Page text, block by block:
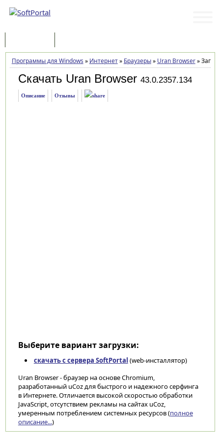
Программы для Windows » Интернет» Браузеры» Uran Browser»
Скачать Uran Browser 43.0.2357.134
Описание Отзывы
Выберите вариант загрузки:
скачать с сервера SoftPortal (web-инсталлятор)
Uran Browser - браузер на основе Chromium,
разработанный uCoz для быстрого и надежного серфинга
в Интернете. Отличается высокой скоростью обработки
JavaScript, отсутствием рекламы на сайтах uCoz,
умеренным потреблением системных ресурсов (полное
описание...)